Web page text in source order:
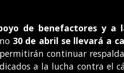
de benefactores y a
30 de abril se llevará a
continuar
a la lucha contra el